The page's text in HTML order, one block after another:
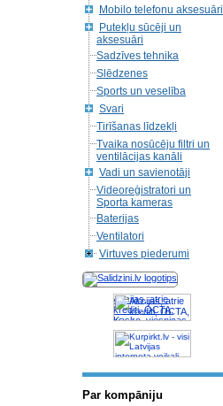
Mobilo telefonu aksesuāri
Putekļu sūcēji un
aksesuāri
Sadzīves tehnika
Slēdzenes
Sports un veselība
Svari
Tirīšanas līdzekļi
Tvaika nosūcēju filtri un
ventilācijas kanāli
Vadi un savienotāji
Videoreģistratori un
Sporta kameras
Baterijas
Ventilatori
Virtuves piederumi
Akcijas, atrie
krediti, OCTA,
Kasko, viesnicas,
letas aviobiletes,
taksi, interneta
veikali
Par kompāniju